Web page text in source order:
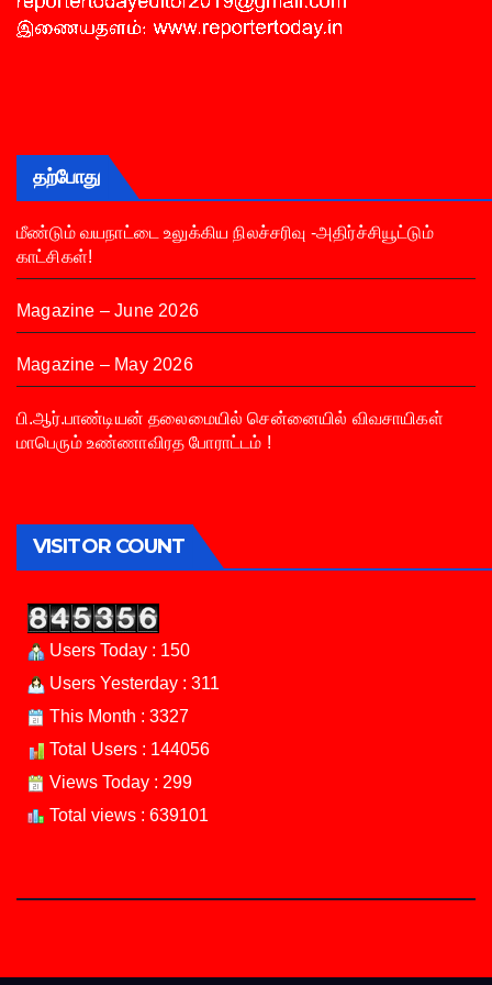
தற்போது
மீண்டும் வயநாட்டை உலுக்கிய நிலச்சரிவு -அதிர்ச்சியூட்டும்
காட்சிகள்!
Magazine – June 2026
Magazine – May 2026
பி.ஆர்.பாண்டியன் தலைமையில் சென்னையில் விவசாயிகள்
மாபெரும் உண்ணாவிரத போராட்டம் !
VISITOR COUNT
Users Today : 150
Users Yesterday : 311
This Month : 3327
Total Users : 144056
Views Today : 299
Total views : 639101